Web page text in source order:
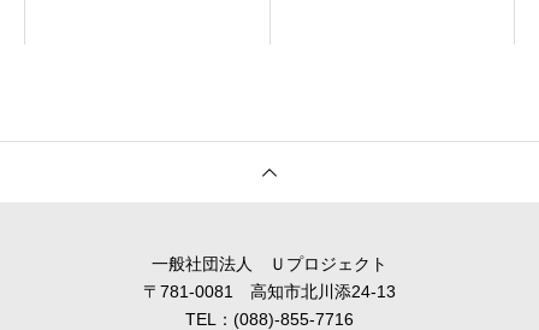
一般社団法人 Ｕプロジェクト
〒781-0081 高知市北川添24-13
TEL：(088)-855-7716